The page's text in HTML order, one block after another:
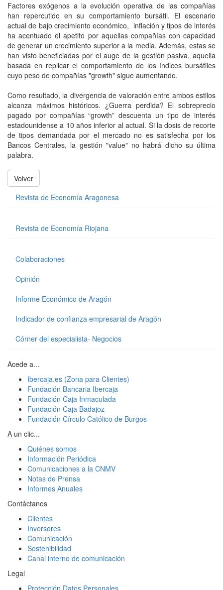
Factores exógenos a la evolución operativa de las compañías
han repercutido en su comportamiento bursátil. El escenario
actual de bajo crecimiento económico, inflación y tipos de interés
ha acentuado el apetito por aquellas compañías con capacidad
de generar un crecimiento superior a la media. Además, estas se
han visto beneficiadas por el auge de la gestión pasiva, aquella
basada en replicar el comportamiento de los índices bursátiles
cuyo peso de compañías "growth" sigue aumentando.
Como resultado, la divergencia de valoración entre ambos estilos
alcanza máximos históricos. ¿Guerra perdida? El sobreprecio
pagado por compañías “growth” descuenta un tipo de interés
estadounidense a 10 años inferior al actual. Si la dosis de recorte
de tipos demandada por el mercado no es satisfecha por los
Bancos Centrales, la gestión "value" no habrá dicho su última
palabra.
Volver
Revista de Economía Aragonesa
Revista de Economía Riojana
Colaboraciones
Opinión
Informe Económico de Aragón
Indicador de confianza empresarial de Aragón
Córner del especialista- Negocios
Acede a...
Ibercaja.es (Zona para Clientes)
Fundación Bancaria Ibercaja
Fundación Caja Inmaculada
Fundación Caja Badajoz
Fundación Círculo Católico de Burgos
A un clic...
Quiénes somos
Información Periódica
Comunicaciones a la CNMV
Notas de Prensa
Informes Anuales
Contáctanos
Clientes
Inversores
Comunicación
Sostenibilidad
Canal interno de comunicación
Legal